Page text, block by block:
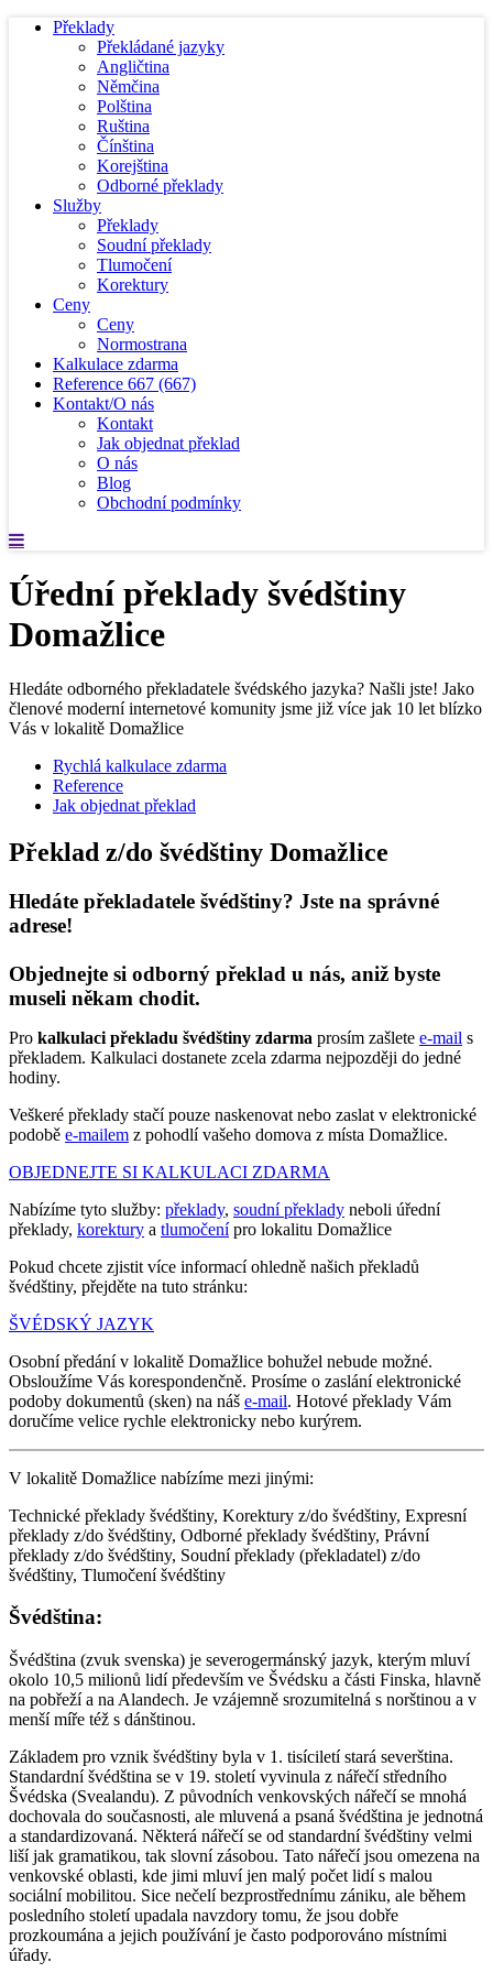
Překlady
Překládané jazyky
Angličtina
Němčina
Polština
Ruština
Čínština
Korejština
Odborné překlady
Služby
Překlady
Soudní překlady
Tlumočení
Korektury
Ceny
Ceny
Normostrana
Kalkulace zdarma
Reference 667 (667)
Kontakt/O nás
Kontakt
Jak objednat překlad
O nás
Blog
Obchodní podmínky
Úřední překlady švédštiny
Domažlice
Hledáte odborného překladatele švédského jazyka? Našli jste! Jako
členové moderní internetové komunity jsme již více jak 10 let blízko
Vás v lokalitě Domažlice
Rychlá kalkulace zdarma
Reference
Jak objednat překlad
Překlad z/do švédštiny Domažlice
Hledáte překladatele švédštiny? Jste na správné
adrese!
Objednejte si odborný překlad u nás, aniž byste
museli někam chodit.
Pro kalkulaci překladu švédštiny zdarma prosím zašlete e-mail s
překladem. Kalkulaci dostanete zcela zdarma nejpozději do jedné
hodiny.
Veškeré překlady stačí pouze naskenovat nebo zaslat v elektronické
podobě e-mailem z pohodlí vašeho domova z místa Domažlice.
OBJEDNEJTE SI KALKULACI ZDARMA
Nabízíme tyto služby: překlady, soudní překlady neboli úřední
překlady, korektury a tlumočenípro lokalitu Domažlice
Pokud chcete zjistit více informací ohledně našich překladů
švédštiny, přejděte na tuto stránku:
ŠVÉDSKÝ JAZYK
Osobní předání v lokalitě Domažlice bohužel nebude možné.
Obsloužíme Vás korespondenčně. Prosíme o zaslání elektronické
podoby dokumentů (sken) na náš e-mail. Hotové překlady Vám
doručíme velice rychle elektronicky nebo kurýrem.
V lokalitě Domažlice nabízíme mezi jinými:
Technické překlady švédštiny, Korektury z/do švédštiny, Expresní
překlady z/do švédštiny, Odborné překlady švédštiny, Právní
překlady z/do švédštiny, Soudní překlady (překladatel) z/do
švédštiny, Tlumočení švédštiny
Švédština:
Švédština (zvuk svenska) je severogermánský jazyk, kterým mluví
okolo 10,5 milionů lidí především ve Švédsku a části Finska, hlavně
na pobřeží a na Alandech. Je vzájemně srozumitelná s norštinou a v
menší míře též s dánštinou.
Základem pro vznik švédštiny byla v 1. tisíciletí stará severština.
Standardní švédština se v 19. století vyvinula z nářečí středního
Švédska (Svealandu). Z původních venkovských nářečí se mnohá
dochovala do současnosti, ale mluvená a psaná švédština je jednotná
a standardizovaná. Některá nářečí se od standardní švédštiny velmi
liší jak gramatikou, tak slovní zásobou. Tato nářečí jsou omezena na
venkovské oblasti, kde jimi mluví jen malý počet lidí s malou
sociální mobilitou. Sice nečelí bezprostřednímu zániku, ale během
posledního století upadala navzdory tomu, že jsou dobře
prozkoumána a jejich používání je často podporováno místními
úřady.